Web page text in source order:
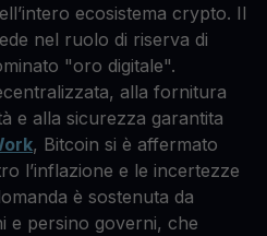
ecosistema crypto. Il
nel ruolo di riserva di
"oro digitale".
alla fornitura
e alla sicurezza garantita
, Bitcoin si è affermato
l’inflazione e le incertezze
è sostenuta da
e persino governi, che